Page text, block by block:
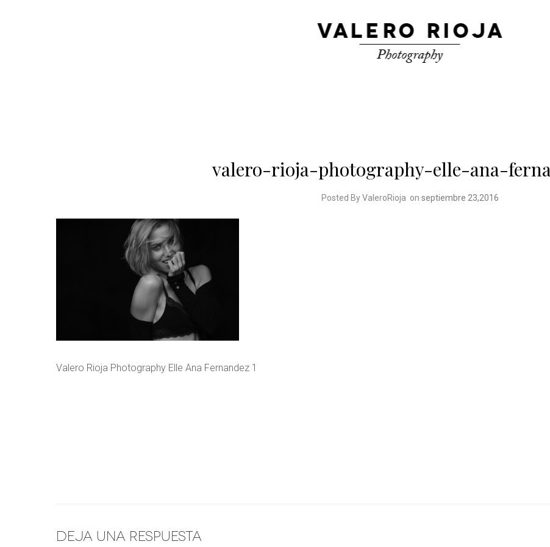
valero-rioja-photography-elle-ana-
Posted By ValeroRioja on septiembre 23,2016
Valero Rioja Photography Elle Ana Fernandez 1
Deja una respuesta